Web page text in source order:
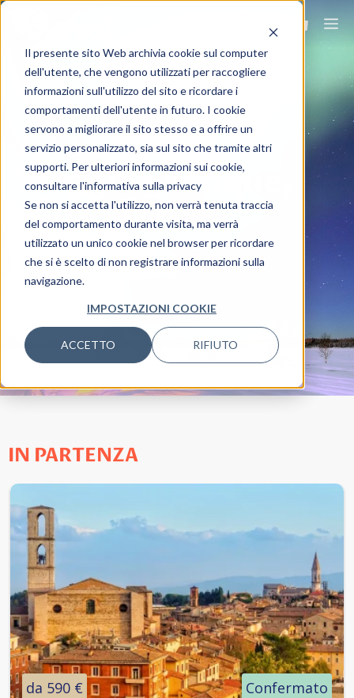
Il presente sito Web archivia cookie sul computer
dell'utente, che vengono utilizzati per raccogliere
informazioni sull'utilizzo del sito e ricordare i
comportamenti dell'utente in futuro. I cookie
servono a migliorare il sito stesso e a offrire un
servizio personalizzato, sia sul sito che tramite altri
supporti. Per ulteriori informazioni sui cookie,
consultare l'informativa sulla privacy
Se non si accetta l'utilizzo, non verrà tenuta traccia
del comportamento durante visita, ma verrà
utilizzato un unico cookie nel browser per ricordare
che si è scelto di non registrare informazioni sulla
navigazione.
IMPOSTAZIONI COOKIE
ACCETTO RIFIUTO
Viaggia ovunque,
viaggia Ovet.
IN PARTENZA
da 590 € Confermato